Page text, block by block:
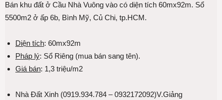
Bán khu đất ở Cầu Nhà Vuông vào có diện tích 60mx92m. Sổ
5500m2 ở ấp 6b, Bình Mỹ, Củ Chi, tp.HCM.
Diện tích: 60mx92m
Pháp lý: Sổ Riêng (mua bán sang tên).
Giá bán: 1,3 triệu/m2
Nhà Đất Xinh (0919.934.784 – 0932172092)V.Giảng